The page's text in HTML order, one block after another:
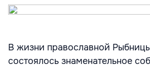
В жизни православной
состоялось знаменательное